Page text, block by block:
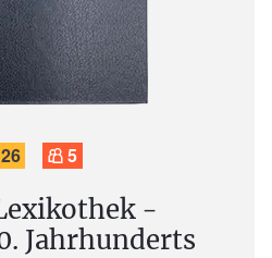
26 5
-
Jahrhunderts